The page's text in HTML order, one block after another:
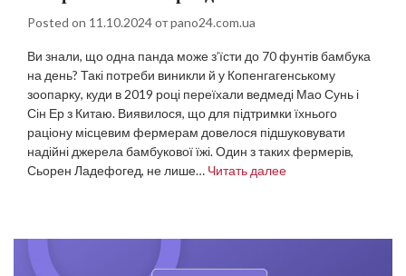
Posted on 11.10.2024отpano24.com.ua
Ви знали, що одна панда може з’їсти до 70 фунтів бамбука
на день? Такі потреби виникли й у Копенгагенському
зоопарку, куди в 2019 році переїхали ведмеді Мао Сунь і
Сін Ер з Китаю. Виявилося, що для підтримки їхнього
раціону місцевим фермерам довелося підшуковувати
надійні джерела бамбукової їжі. Один з таких фермерів,
Сьорен Ладефогед, не лише… Читать далее